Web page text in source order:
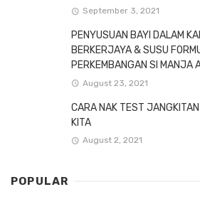
September 3, 2021
PENYUSUAN BAYI DALAM
BERKERJAYA & SUSU
PERKEMBANGAN SI MANJA
August 23, 2021
CARA NAK TEST
KITA
August 2, 2021
POPULAR